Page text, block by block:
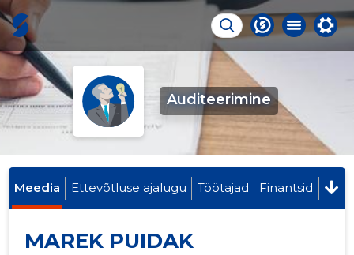
Auditeerimine
Meedia Ettevõtluse ajalugu Töötajad Finantsid
MAREK PUIDAK